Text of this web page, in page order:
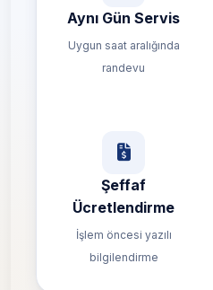
Aynı Gün Servis
Uygun saat aralığında
randevu
Şeffaf
Ücretlendirme
İşlem öncesi yazılı
bilgilendirme